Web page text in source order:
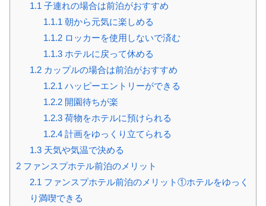
1.1 子連れの場合は前泊がおすすめ
1.1.1 朝から元気に楽しめる
1.1.2ロッカーを使用しないで済む
1.1.3ホテルに戻って休める
1.2カップルの場合は前泊がおすすめ
1.2.1 ハッピーエントリーができる
1.2.2開園待ちが楽
1.2.3荷物をホテルに預けられる
1.2.4計画をゆっくり立てられる
1.3天気や気温で決める
2 ファンスプホテル前泊のメリット
2.1 ファンスプホテル前泊のメリット①ホテルをゆっく
り満喫できる